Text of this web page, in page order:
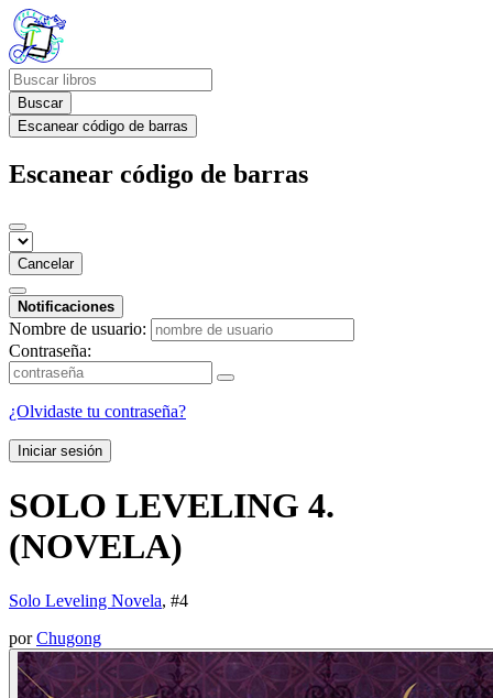
Buscar
Escanear código de barras
Escanear código de barras
Cancelar
Notificaciones
Nombre de usuario:
Contraseña:
¿Olvidaste tu contraseña?
Iniciar sesión
SOLO LEVELING 4.
(NOVELA)
Solo Leveling Novela, #4
porChugong